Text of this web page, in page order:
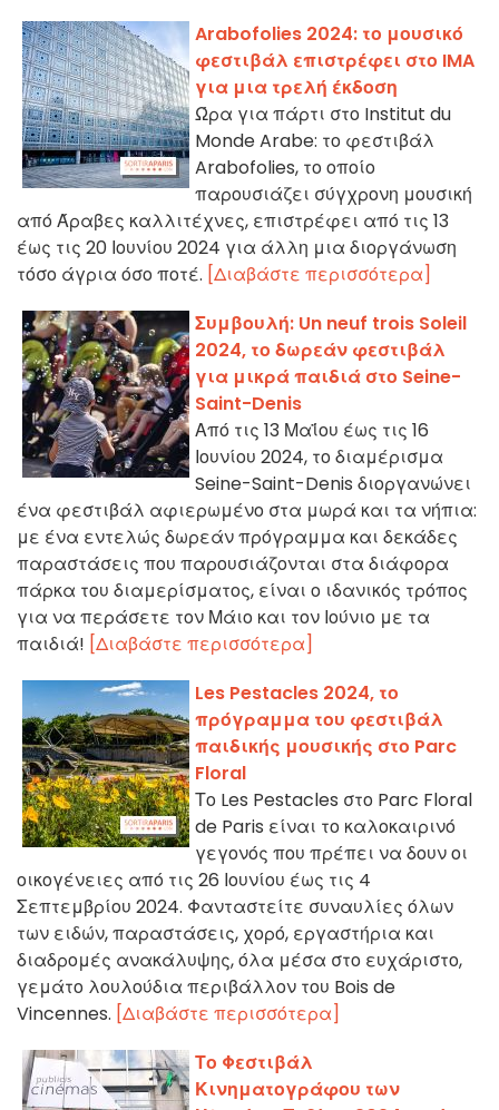
Arabofolies 2024: το μουσικό
φεστιβάλ επιστρέφει στο IMA
για μια τρελή έκδοση
Ώρα για πάρτι στο Institut du
Monde Arabe: το φεστιβάλ
Arabofolies, το οποίο
παρουσιάζει σύγχρονη μουσική
από Άραβες καλλιτέχνες, επιστρέφει από τις 13
έως τις 20 Ιουνίου 2024 για άλλη μια διοργάνωση
τόσο άγρια όσο ποτέ. [Διαβάστε περισσότερα]
Συμβουλή: Un neuf trois Soleil
2024, το δωρεάν φεστιβάλ
για μικρά παιδιά στο Seine-
Saint-Denis
Από τις 13 Μαΐου έως τις 16
Ιουνίου 2024, το διαμέρισμα
Seine-Saint-Denis διοργανώνει
ένα φεστιβάλ αφιερωμένο στα μωρά και τα νήπια:
με ένα εντελώς δωρεάν πρόγραμμα και δεκάδες
παραστάσεις που παρουσιάζονται στα διάφορα
πάρκα του διαμερίσματος, είναι ο ιδανικός τρόπος
για να περάσετε τον Μάιο και τον Ιούνιο με τα
παιδιά! [Διαβάστε περισσότερα]
Les Pestacles 2024, το
πρόγραμμα του φεστιβάλ
παιδικής μουσικής στο Parc
Floral
Το Les Pestacles στο Parc Floral
de Paris είναι το καλοκαιρινό
γεγονός που πρέπει να δουν οι
οικογένειες από τις 26 Ιουνίου έως τις 4
Σεπτεμβρίου 2024. Φανταστείτε συναυλίες όλων
των ειδών, παραστάσεις, χορό, εργαστήρια και
διαδρομές ανακάλυψης, όλα μέσα στο ευχάριστο,
γεμάτο λουλούδια περιβάλλον του Bois de
Vincennes. [Διαβάστε περισσότερα]
Το Φεστιβάλ
Κινηματογράφου των